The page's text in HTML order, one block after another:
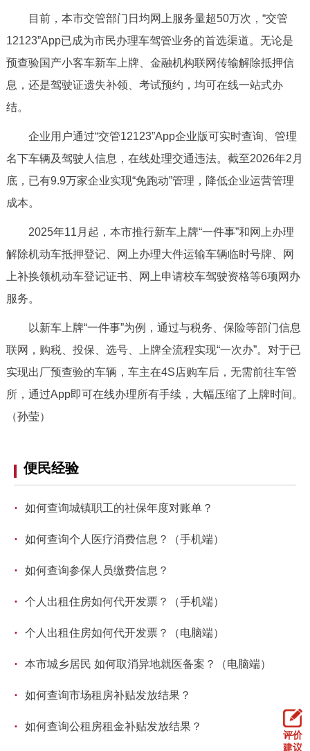
政民互动
12345网上接诉即办 我要咨询 我要建议
走进北京
多语种
ENGLISH 한국어 日本語
DEUTSCH FRANÇAIS РУССКИЙ ЯЗЫК
ESPAÑOL العربية PORTUGUÊS
目前，本市交管部门日均网上服务量超50万次，“交管
12123”App已成为市民办理车驾管业务的首选渠道。无论是
预查验国产小客车新车上牌、金融机构联网传输解除抵押信
息，还是驾驶证遗失补领、考试预约，均可在线一站式办
结。
企业用户通过“交管12123”App企业版可实时查询、管理
名下车辆及驾驶人信息，在线处理交通违法。截至2026年2月
底，已有9.9万家企业实现“免跑动”管理，降低企业运营管理
成本。
2025年11月起，本市推行新车上牌“一件事”和网上办理
解除机动车抵押登记、网上办理大件运输车辆临时号牌、网
上补换领机动车登记证书、网上申请校车驾驶资格等6项网办
服务。
以新车上牌“一件事”为例，通过与税务、保险等部门信息
联网，购税、投保、选号、上牌全流程实现“一次办”。对于已
实现出厂预查验的车辆，车主在4S店购车后，无需前往车管
所，通过App即可在线办理所有手续，大幅压缩了上牌时间。
（孙莹）
便民经验
· 如何查询城镇职工的社保年度对账单？
· 如何查询个人医疗消费信息？（手机端）
· 如何查询参保人员缴费信息？
· 个人出租住房如何代开发票？（手机端）
· 个人出租住房如何代开发票？（电脑端）
· 本市城乡居民 如何取消异地就医备案？（电脑端）
· 如何查询市场租房补贴发放结果？
· 如何查询公租房租金补贴发放结果？
评价
建议